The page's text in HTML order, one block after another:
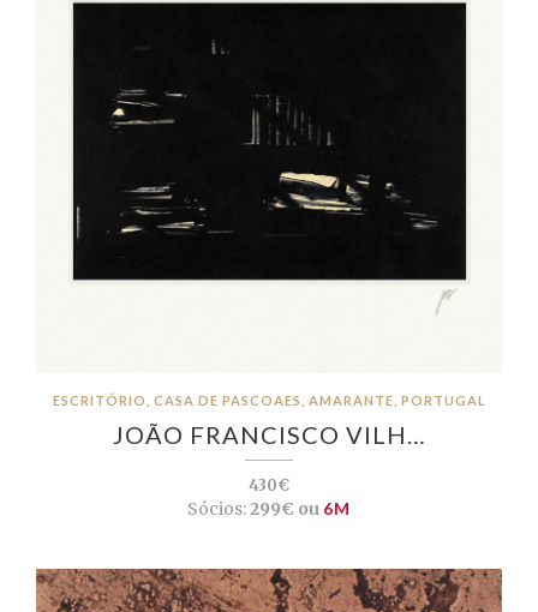
ESCRITÓRIO, CASA DE PASCOAES, AMARANTE, PORTUGAL
JOÃO FRANCISCO VILH…
430€
Sócios:299€ ou 6M